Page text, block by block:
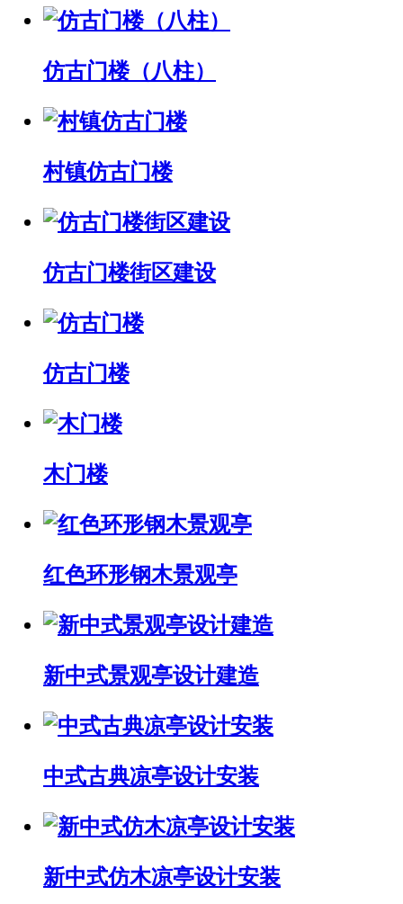
仿古门楼（八柱）
村镇仿古门楼
仿古门楼街区建设
仿古门楼
木门楼
红色环形钢木景观亭
新中式景观亭设计建造
中式古典凉亭设计安装
新中式仿木凉亭设计安装